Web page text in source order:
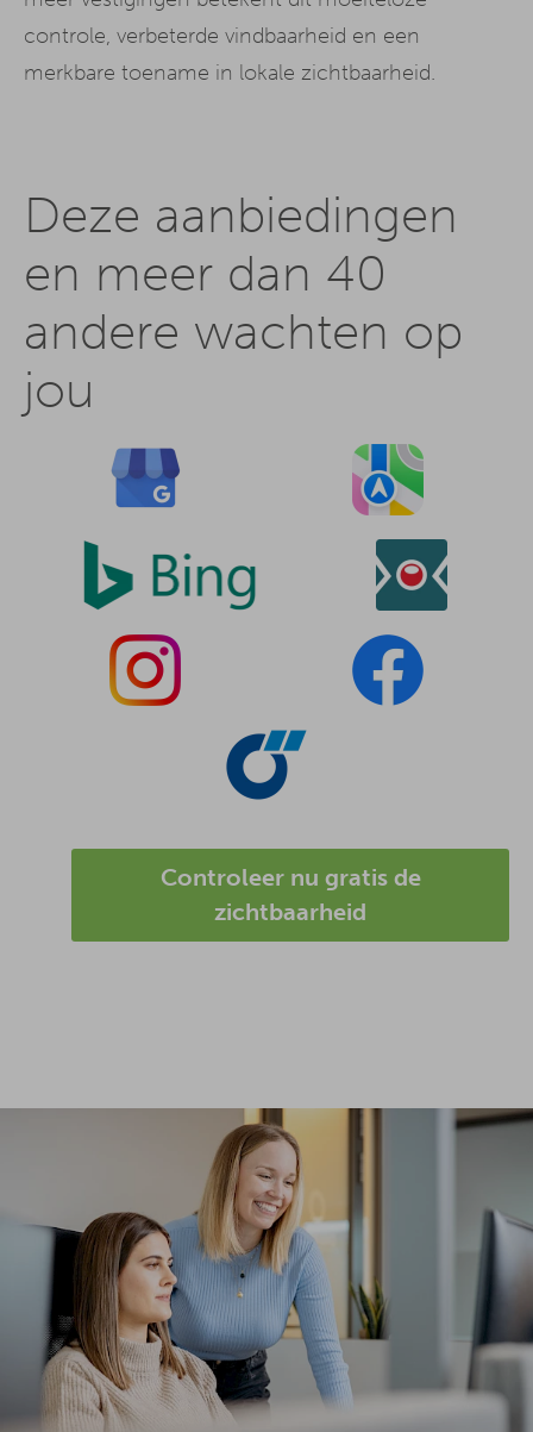
controle, verbeterde vindbaarheid en een
merkbare toename in lokale zichtbaarheid.
Deze aanbiedingen
en meer dan 40
andere wachten op
jou
Controleer nu gratis de
zichtbaarheid